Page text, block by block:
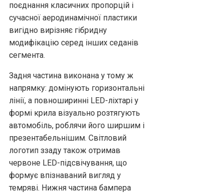
поєднання класичних пропорцій і
сучасної аеродинамічної пластики
вигідно вирізняє гібридну
модифікацію серед інших седанів
сегмента.
Задня частина виконана у тому ж
напрямку: домінують горизонтальні
лінії, а повноширинні LED-ліхтарі у
формі крила візуально розтягують
автомобіль, роблячи його ширшим і
презентабельнішим. Світловий
логотип ззаду також отримав
червоне LED-підсвічування, що
формує впізнаваний вигляд у
темряві. Нижня частина бампера